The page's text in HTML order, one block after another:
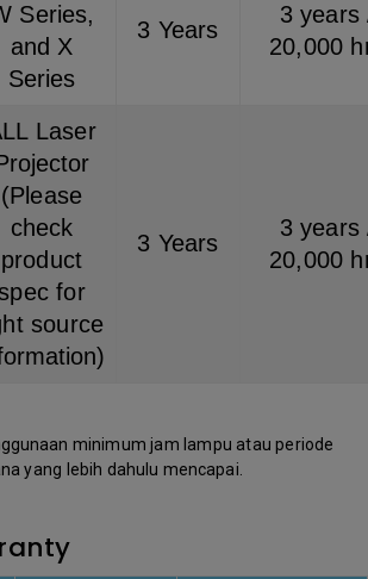
Series,
and X
Series
3 Years
3 years
20,000
Laser
(Please
check
product
for
source
3 Years
3 years
20,000
minimum jam lampu atau periode
yang lebih dahulu mencapai.